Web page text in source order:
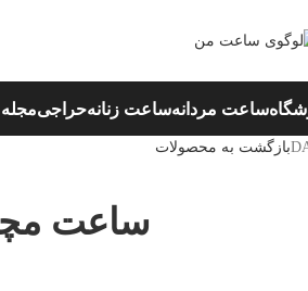
ساعت مردانهساعت زنانهحراجیمجله
بازگشت به محصولات